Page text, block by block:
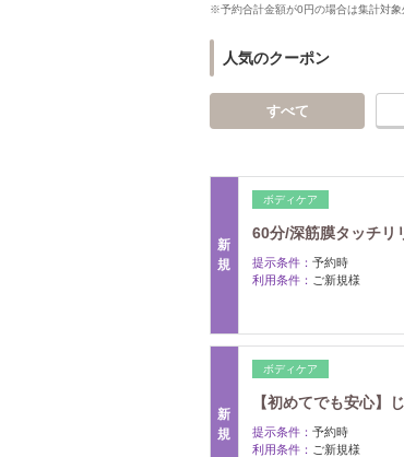
※予約合計金額が0円の場合は集計対象
人気のクーポン
すべて
新
規
ボディケア
60分/深筋膜タッチリ
提示条件： 予約時
利用条件： ご新規様
新
規
ボディケア
【初めてでも安心】
提示条件： 予約時
利用条件： ご新規様